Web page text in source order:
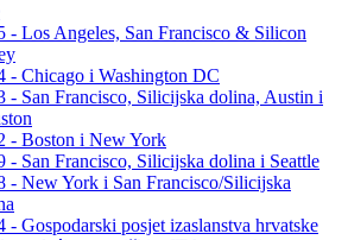
- Los Angeles, San Francisco & Silicon
- Chicago i Washington DC
- San Francisco, Silicijska dolina, Austin i
- Boston i New York
- San Francisco, Silicijska dolina i Seattle
- New York i San Francisco/Silicijska
- Gospodarski posjet izaslanstva hrvatske